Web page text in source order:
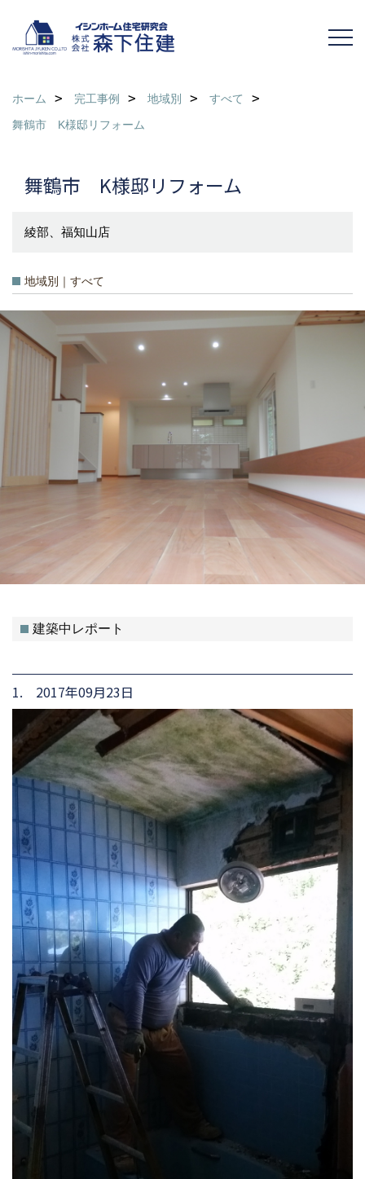
ホーム 完工事例 地域別
すべて
舞鶴市 K様邸リフォーム
舞鶴市 K様邸リフォーム
綾部、福知山店
地域別｜すべて
建築中レポート
1. 2017年09月23日